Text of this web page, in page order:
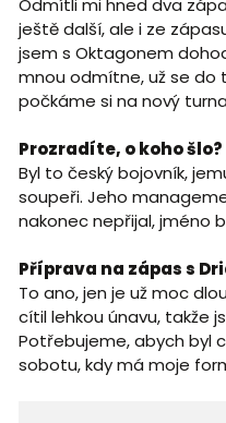
Odmítli mi hned dva
ještě další, ale i ze
jsem s Oktagonem
mnou odmítne, už se
počkáme si na nový
Prozradíte, o koho šlo?
Byl to český bojovník,
soupeři. Jeho
nakonec nepřijal, jméno
Příprava na zápas s
To ano, jen je už moc
cítil lehkou únavu, takže
Potřebujeme, abych byl
sobotu, kdy má moje